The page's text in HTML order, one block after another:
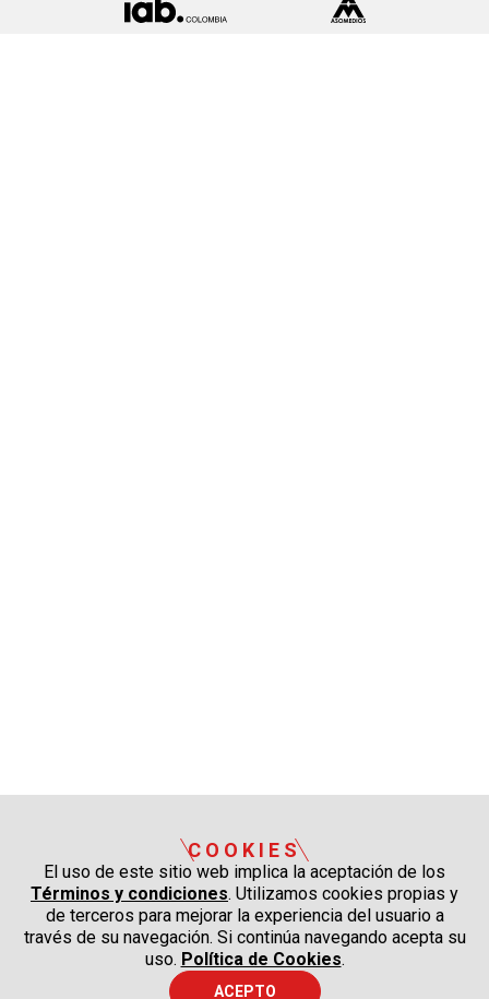
COOKIES
El uso de este sitio web implica la aceptación de los
Términos y condiciones. Utilizamos cookies propias y
de terceros para mejorar la experiencia del usuario a
través de su navegación. Si continúa navegando acepta su
uso. Política de Cookies.
ACEPTO